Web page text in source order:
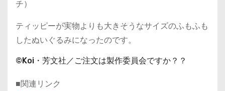
チ）
ティッピーが実物よりも大きそうなサイズのふもふも
したぬいぐるみになったのです。
©Koi・芳文社／ご注文は製作委員会ですか？？
■関連リンク